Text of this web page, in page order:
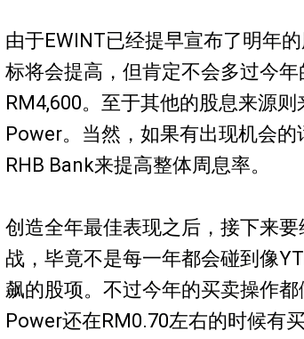
由于EWINT已经提早宣布了明年
标将会提高，但肯定不会多过今
RM4,600。至于其他的股息来源则
Power。当然，如果有出现机会
RHB Bank来提高整体周息率。
创造全年最佳表现之后，接下来
战，毕竟不是每一年都会碰到像
飙的股项。不过今年的买卖操作
Power还在RM0.70左右的时候有